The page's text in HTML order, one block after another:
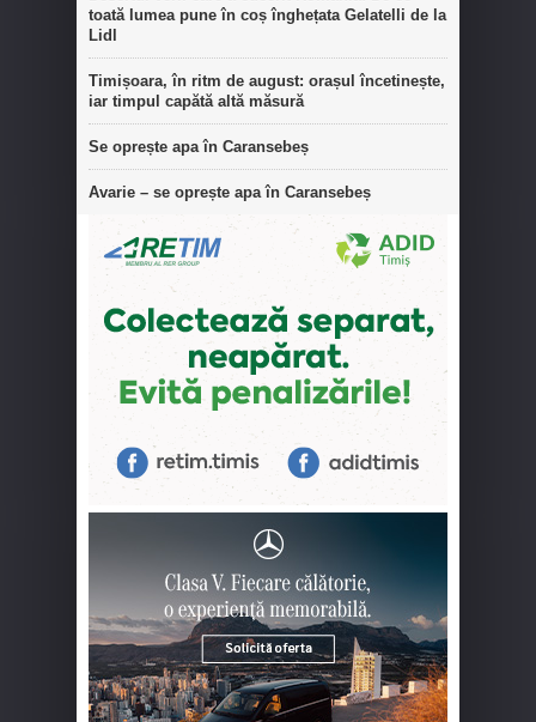
toată lumea pune în coș înghețata Gelatelli de la
Lidl
Timișoara, în ritm de august: orașul încetinește,
iar timpul capătă altă măsură
Se oprește apa în Caransebeș
Avarie – se oprește apa în Caransebeș